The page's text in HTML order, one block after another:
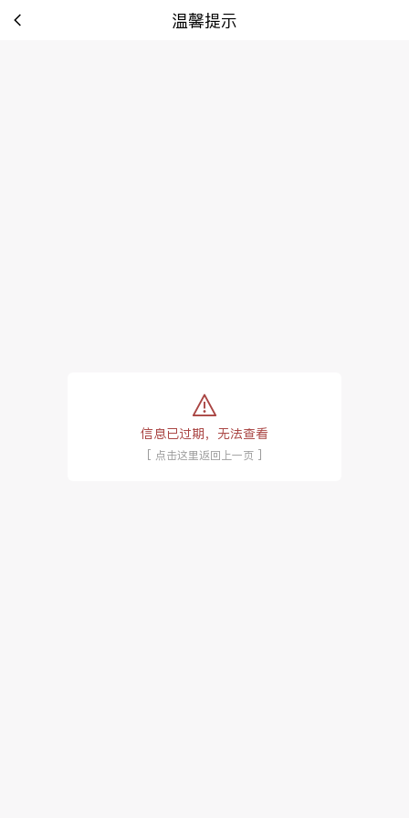
温馨提示
tip:
信息已过期，无法查看
[ 点击这里返回上一页 ]